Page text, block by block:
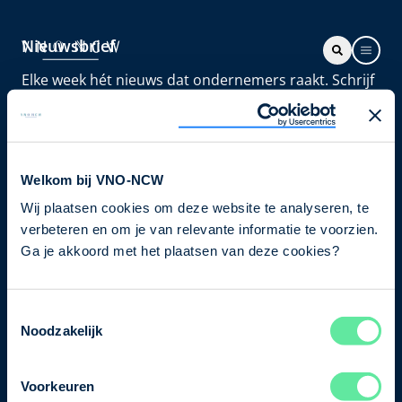
Welkom bij VNO-NCW
Wij plaatsen cookies om deze website te analyseren, te
verbeteren en om je van relevante informatie te voorzien.
Ga je akkoord met het plaatsen van deze cookies?
Noodzakelijk
Voorkeuren
Nieuwsbrief
Elke week hét nieuws dat ondernemers raakt. Schrijf
je nu in voor de VNO-NCW nieuwsbrief.
Schrijf je in
Direct naar
Ons verhaal
Bezuidenhoutseweg 12
T+31 70 349 03 49